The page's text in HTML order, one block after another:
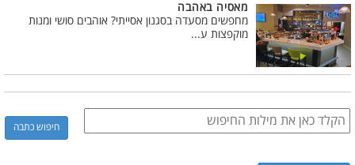
מאסיה באהבה
מחפשים מסעדה בסגנון אסייתי? אוהבים סושי ומנות
מוקפצות ע...